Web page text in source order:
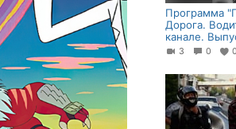
Программа
Дорога.
канале.
3 0